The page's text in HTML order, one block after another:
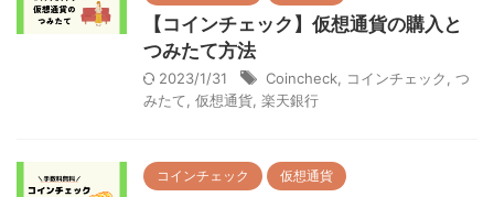
【コインチェック】仮想通貨の購入と
つみたて方法
2023/1/31 Coincheck コインチェック
つ
みたて 仮想通貨 楽天銀行
コインチェック 仮想通貨